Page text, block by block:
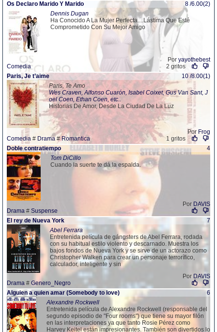
Os Declaro Marido Y Marido
8 /6.00(2)
Dennis Dugan
Ha Conocido A La Mujer Perfecta....Lástima Que Esté
Comprometido Con Su Mejor Amigo
Por yayothebest
Comedia
2 gritos
Paris, Je t’aime
10 /8.00(1)
Paris, Te Amo
Wes Craven, Alfonso Cuarón, Isabel Coixet, Gus Van Sant, J
oel Coen, Ethan Coen, etc..
Historias De Amor, Desde La Ciudad De La Luz
Por Frog
Comedia # Drama #Romantica
1 gritos
Doble contratiempo
4
Tom DiCillo
Cuando la suerte te dá la espalda.
Por DAVIS
Drama # Suspense
El rey de Nueva York
7
Abel Ferrara
Entretenida película de gángsters de Abel Ferrara, rodada
con su habitual estilo violento y descarnado. Muestra los
bajos fondos de Nueva York y se sirve de un actorazo como
Christopher Walken para crear un personaje terrorífico,
calculador, inteligente y sin
Por DAVIS
Drama # Genero_Negro
Alguien a quien amar (Somebody to love)
6
Alexandre Rockwell
Entretenida película de Alexandre Rockwell (responsable del
segundo episodio de "Four rooms") que tiene su mayor filón
en las interpretaciones ya que tanto Rosie Pérez como
Harvey Keitel están impresionantes. También son divertidos lo